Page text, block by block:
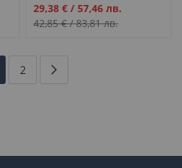
Промо
цена
29,38 € /57,46 лв.
42,85 €/83,81 лв.
Страница
2